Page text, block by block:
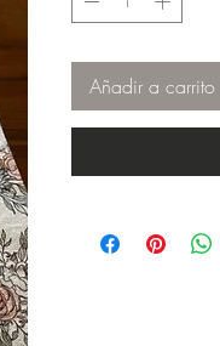
Añadir a carrito